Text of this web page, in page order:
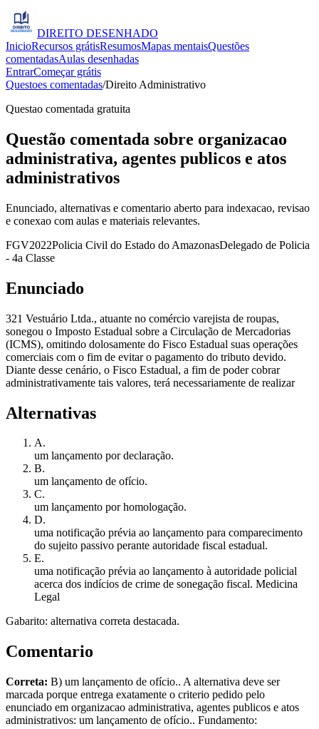
DIREITO DESENHADO
InicioRecursos grátisResumosMapas mentaisQuestões
comentadasAulas desenhadas
EntrarComeçar grátis
Questoes comentadas/Direito Administrativo
Questao comentada gratuita
Questão comentada sobre organizacao
administrativa, agentes publicos e atos
administrativos
Enunciado, alternativas e comentario aberto para indexacao, revisao
e conexao com aulas e materiais relevantes.
FGV2022Policia Civil do Estado do AmazonasDelegado de Policia
- 4a Classe
Enunciado
321 Vestuário Ltda., atuante no comércio varejista de roupas,
sonegou o Imposto Estadual sobre a Circulação de Mercadorias
(ICMS), omitindo dolosamente do Fisco Estadual suas operações
comerciais com o fim de evitar o pagamento do tributo devido.
Diante desse cenário, o Fisco Estadual, a fim de poder cobrar
administrativamente tais valores, terá necessariamente de realizar
Alternativas
A.
um lançamento por declaração.
B.
um lançamento de ofício.
C.
um lançamento por homologação.
D.
uma notificação prévia ao lançamento para comparecimento
do sujeito passivo perante autoridade fiscal estadual.
E.
uma notificação prévia ao lançamento à autoridade policial
acerca dos indícios de crime de sonegação fiscal. Medicina
Legal
Gabarito: alternativa correta destacada.
Comentario
Correta: B) um lançamento de ofício.. A alternativa deve ser
marcada porque entrega exatamente o criterio pedido pelo
enunciado em organizacao administrativa, agentes publicos e atos
administrativos: um lançamento de ofício.. Fundamento: